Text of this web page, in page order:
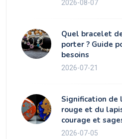
2026-08-07
Quel bracelet
porter ? Guide
besoins
2026-07-21
Signification de
rouge et du
courage et
2026-07-05